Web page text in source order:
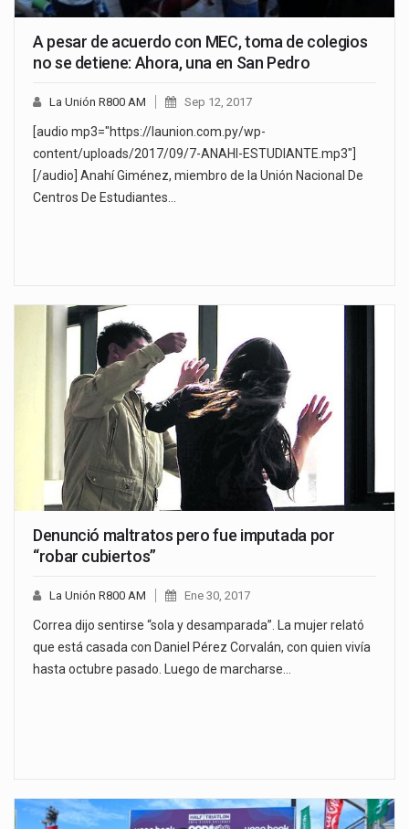
A pesar de acuerdo con MEC, toma de colegios
no se detiene: Ahora, una en San Pedro
La Unión R800 AM Sep 12, 2017
[audio mp3="https://launion.com.py/wp-
content/uploads/2017/09/7-ANAHI-ESTUDIANTE.mp3"]
[/audio] Anahí Giménez, miembro de la Unión Nacional De
Centros De Estudiantes…
Denunció maltratos pero fue imputada por
“robar cubiertos”
La Unión R800 AM Ene 30, 2017
Correa dijo sentirse “sola y desamparada”. La mujer relató
que está casada con Daniel Pérez Corvalán, con quien vivía
hasta octubre pasado. Luego de marcharse…